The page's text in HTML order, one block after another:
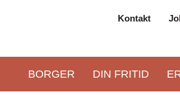
Kontakt
Primær
BORGER DIN FRITID